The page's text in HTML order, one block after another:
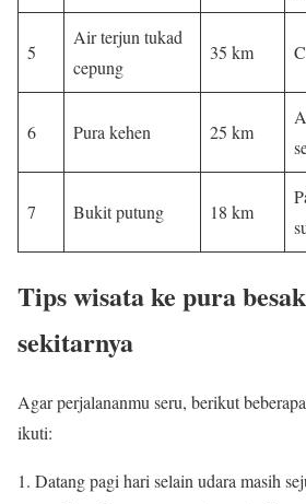
5
Air terjun tukad
cepung
35 km
6 Pura kehen 25 km
7 Bukit putung 18 km
Tips wisata ke pura
sekitarnya
Agar perjalananmu seru, berikut
ikuti:
Datang pagi hari selain udara masih